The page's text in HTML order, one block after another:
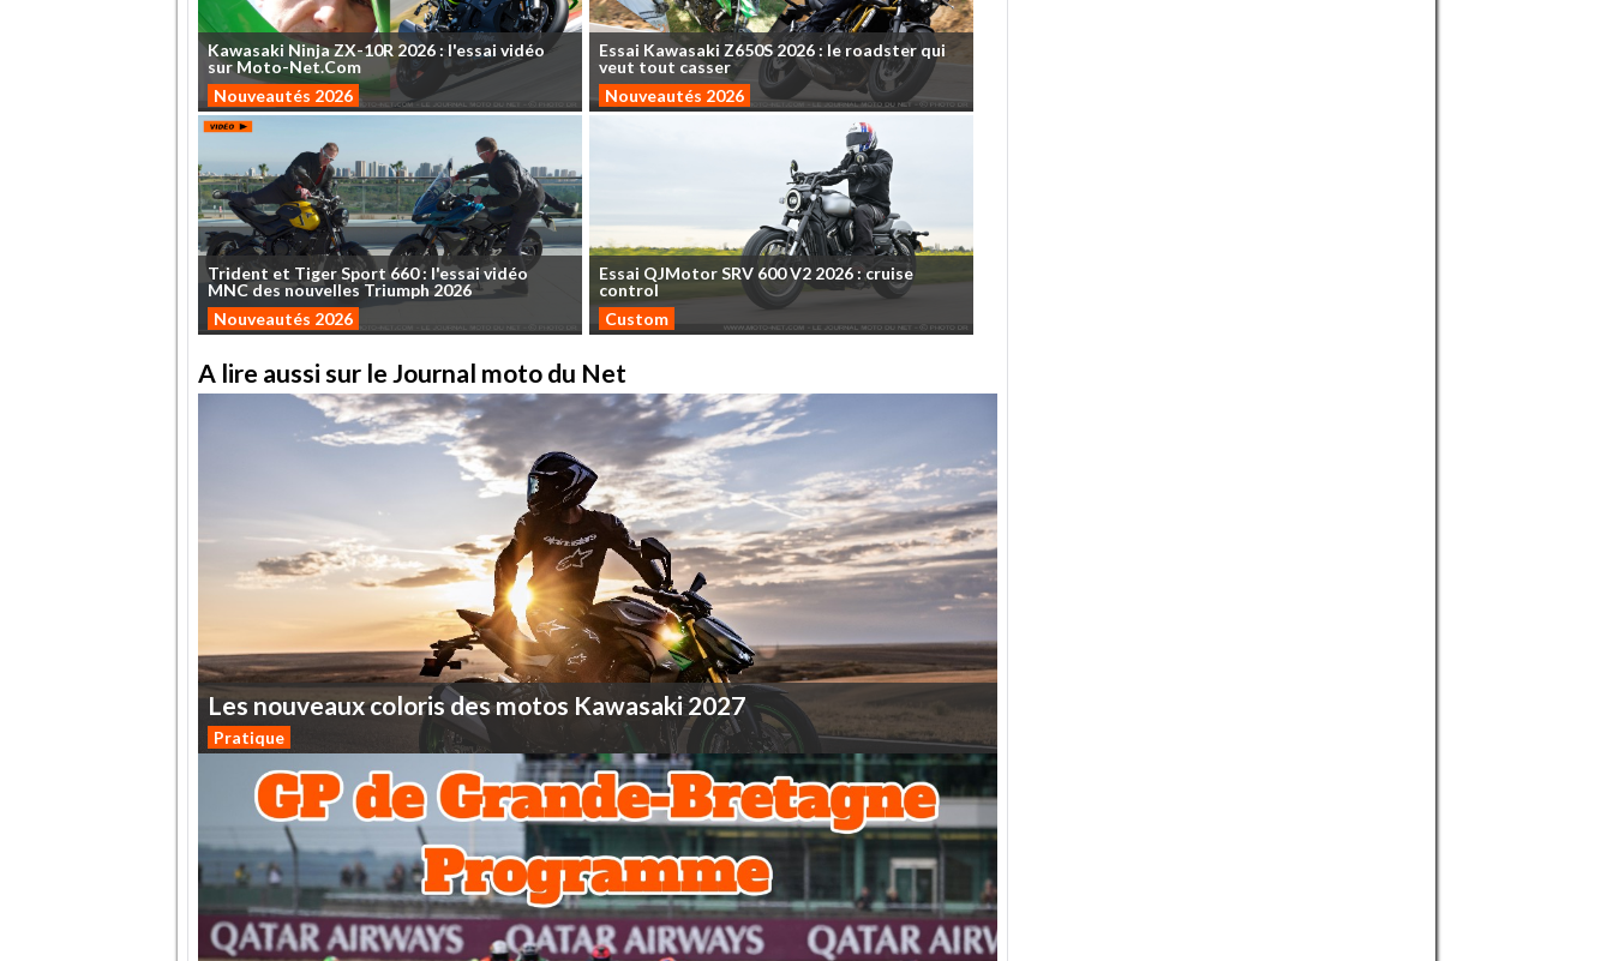
Kawasaki NinjaZX-10R 2026 : l'essai vidéo
sur Moto-Net.Com
Nouveautés 2026
Essai Kawasaki Z650S2026: le roadster qui
veut tout casser
Nouveautés 2026
Trident et TigerSport 660: l'essaividéo
MNCdesnouvelles Triumph2026
Nouveautés 2026
Essai QJMotorSRV 600V2 2026: cruise
control
Custom
A lire aussi sur le Journal moto du Net
Lesnouveauxcoloris desmotos Kawasaki 2027
Pratique